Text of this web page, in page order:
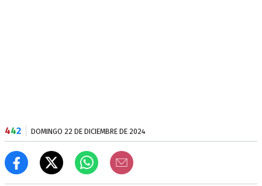
442 DOMINGO 22 DE DICIEMBRE DE 2024